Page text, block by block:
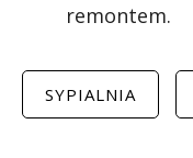
remontem.
SYPIALNIA